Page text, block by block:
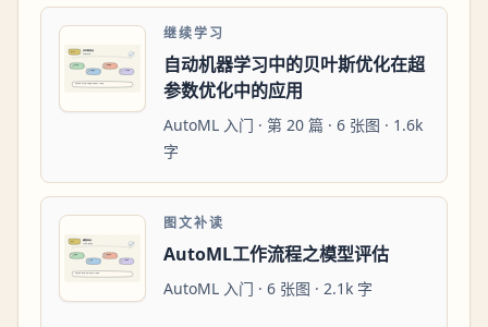
继续学习
自动机器学习中的贝叶斯优化在超
参数优化中的应用
AutoML 入门 · 第 20 篇 · 6 张图 · 1.6k
字
图文补读
AutoML工作流程之模型评估
AutoML 入门 · 6 张图 · 2.1k 字